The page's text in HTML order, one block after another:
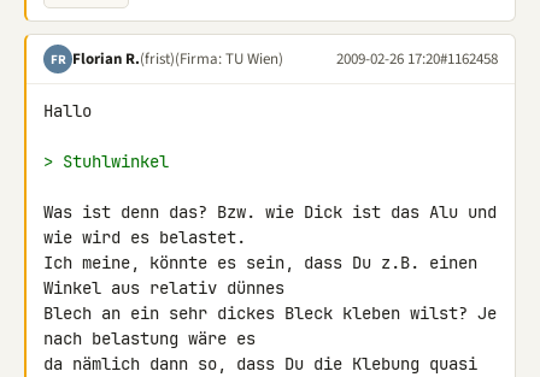
FR Florian R.(frist)(Firma: TU Wien) 2009-02-26 17:20#1162458
Hallo
> Stuhlwinkel
Was ist denn das? Bzw. wie Dick ist das Alu und
wie wird es belastet.
Ich meine, könnte es sein, dass Du z.B. einen
Winkel aus relativ dünnes
Blech an ein sehr dickes Bleck kleben wilst? Je
nach belastung wäre es
da nämlich dann so, dass Du die Klebung quasi